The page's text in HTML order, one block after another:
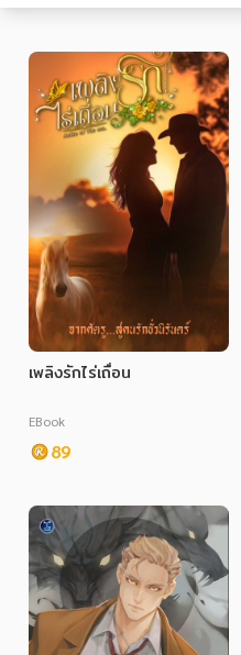
หมวดหมู่หนังสือ
หมวดหมู่ยอดนิยม
หนังสือออกใหม่ หนังสือยอ
หนังสือเสียง
หมวดหมู่หนังสือ
ศิลปะ บันเทิง กีฬา ท่องเที่ยว
สังคม วัฒนธรรม การปกคร
ศาสนา และปรัชญา
เพลิงรักไร่เถื่อน
EBook
89